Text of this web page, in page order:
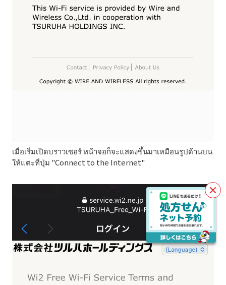
เมื่อเริ่มเปิดบราวเซอร์ หน้าจอก็จะแสดงขึ้นมาเหมือนรูปด้านบน
ให้แตะที่ปุ่ม "Connect to the Internet"
閉